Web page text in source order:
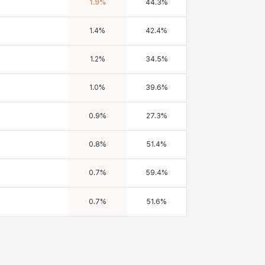
1.9% 44.3%
1.4% 42.4%
1.2% 34.5%
1.0% 39.6%
0.9% 27.3%
0.8% 51.4%
0.7% 59.4%
0.7% 51.6%